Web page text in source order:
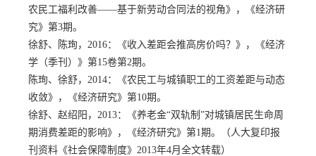
农民工福利改善——基于新劳动合同法的视角》，《经济研
究》第3期。
徐舒、陈珣， 2016：《收入差距会推高房价吗？》，《经济
学（季刊）》第15卷第2期。
陈珣、徐舒， 2014：《农民工与城镇职工的工资差距与动态
收敛》，《经济研究》第10期。
徐舒、赵绍阳， 2013：《养老金“双轨制”对城镇居民生命周
期消费差距的影响》，《经济研究》第1期。（人大复印报
刊资料《社会保障制度》2013年4月全文转载）